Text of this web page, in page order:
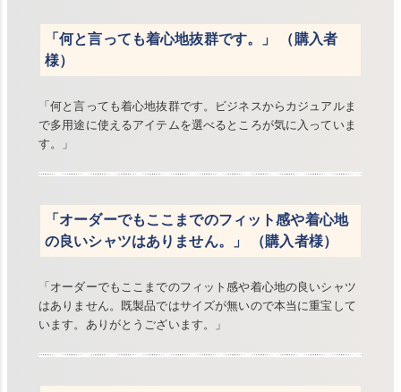
「何と言っても着心地抜群です。」 （購入者
様）
「何と言っても着心地抜群です。ビジネスからカジュアルま
で多用途に使えるアイテムを選べるところが気に入っていま
す。」
「オーダーでもここまでのフィット感や着心地
の良いシャツはありません。」 （購入者様）
「オーダーでもここまでのフィット感や着心地の良いシャツ
はありません。既製品ではサイズが無いので本当に重宝して
います。ありがとうございます。」